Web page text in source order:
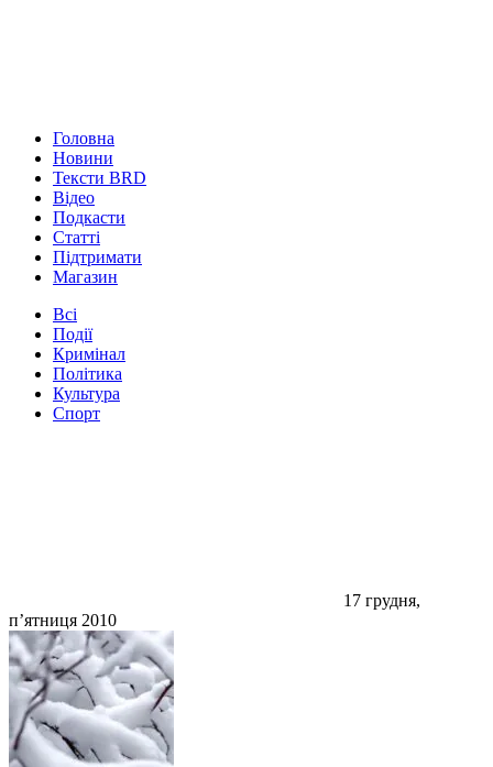
Головна
Новини
Тексти BRD
Відео
Подкасти
Статті
Підтримати
Магазин
Всі
Події
Кримінал
Політика
Культура
Спорт
17 грудня,
п’ятниця 2010